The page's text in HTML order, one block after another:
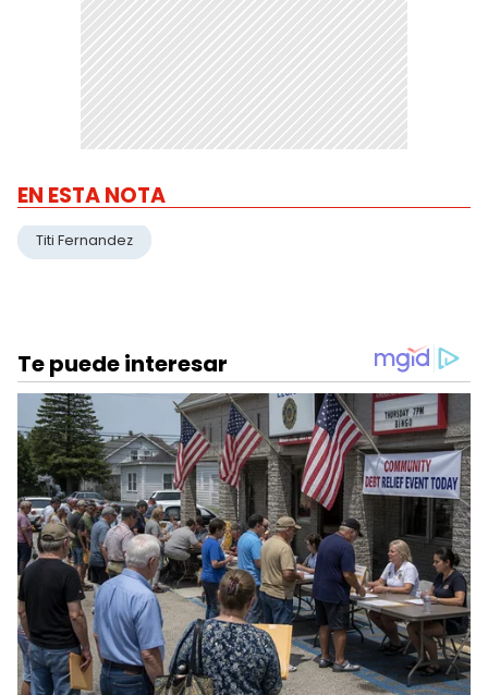
EN ESTA NOTA
Titi Fernandez